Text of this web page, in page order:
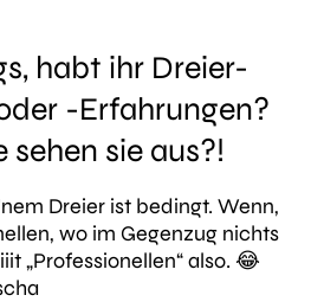
habt ihr Dreier-
-Erfahrungen?
sehen sie aus?!
Dreier ist bedingt. Wenn,
wo im Gegenzug nichts
„Professionellen“ also. 😂